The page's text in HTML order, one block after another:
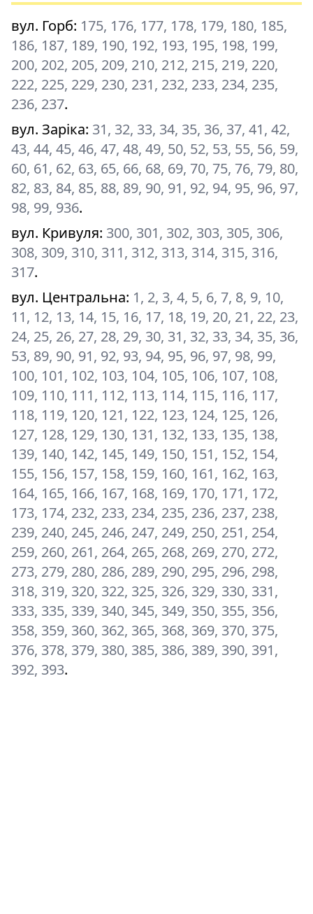
вул. Горб: 175, 176, 177, 178, 179, 180, 185,
186, 187, 189, 190, 192, 193, 195, 198, 199,
200, 202, 205, 209, 210, 212, 215, 219, 220,
222, 225, 229, 230, 231, 232, 233, 234, 235,
236, 237.
вул. Заріка: 31, 32, 33, 34, 35, 36, 37, 41, 42,
43, 44, 45, 46, 47, 48, 49, 50, 52, 53, 55, 56, 59,
60, 61, 62, 63, 65, 66, 68, 69, 70, 75, 76, 79, 80,
82, 83, 84, 85, 88, 89, 90, 91, 92, 94, 95, 96, 97,
98, 99, 936.
вул. Кривуля: 300, 301, 302, 303, 305, 306,
308, 309, 310, 311, 312, 313, 314, 315, 316,
317.
вул. Центральна: 1, 2, 3, 4, 5, 6, 7, 8, 9, 10,
11, 12, 13, 14, 15, 16, 17, 18, 19, 20, 21, 22, 23,
24, 25, 26, 27, 28, 29, 30, 31, 32, 33, 34, 35, 36,
53, 89, 90, 91, 92, 93, 94, 95, 96, 97, 98, 99,
100, 101, 102, 103, 104, 105, 106, 107, 108,
109, 110, 111, 112, 113, 114, 115, 116, 117,
118, 119, 120, 121, 122, 123, 124, 125, 126,
127, 128, 129, 130, 131, 132, 133, 135, 138,
139, 140, 142, 145, 149, 150, 151, 152, 154,
155, 156, 157, 158, 159, 160, 161, 162, 163,
164, 165, 166, 167, 168, 169, 170, 171, 172,
173, 174, 232, 233, 234, 235, 236, 237, 238,
239, 240, 245, 246, 247, 249, 250, 251, 254,
259, 260, 261, 264, 265, 268, 269, 270, 272,
273, 279, 280, 286, 289, 290, 295, 296, 298,
318, 319, 320, 322, 325, 326, 329, 330, 331,
333, 335, 339, 340, 345, 349, 350, 355, 356,
358, 359, 360, 362, 365, 368, 369, 370, 375,
376, 378, 379, 380, 385, 386, 389, 390, 391,
392, 393.